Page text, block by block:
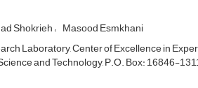
Shokrieh Masood Esmkhani
Laboratory, Center of Excellence in
and Technology, P.O. Box: 16846-